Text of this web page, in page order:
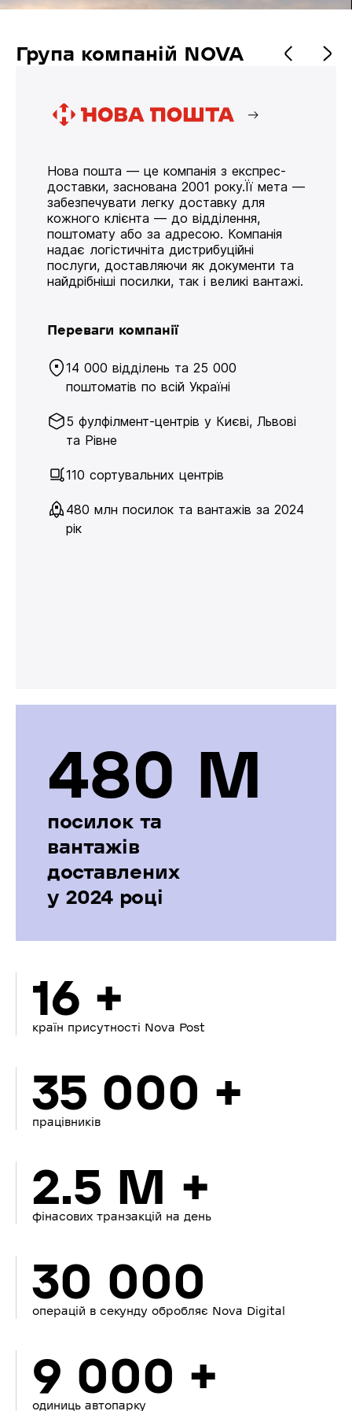
Група компаній NOVA
Нова пошта — це компанія з експрес-
доставки, заснована 2001 року.Її мета —
забезпечувати легку доставку для
кожного клієнта — до відділення,
поштомату або за адресою. Компанія
надає логістичніта дистрибуційні
послуги, доставляючи як документи та
найдрібніші посилки, так і великі вантажі.
Переваги компанії
14 000 відділень та 25 000
поштоматів по всій Україні
5 фулфілмент-центрів у Києві, Львові
та Рівне
110 сортувальних центрів
480 млн посилок та вантажів за 2024
рік
480 М
посилок та
вантажів
доставлених
у 2024 році
16 +
країн присутності Nova Post
35 000 +
працівників
2.5 M +
фінасових транзакцій на день
30 000
операцій в секунду обробляє Nova Digital
9 000 +
одиниць автопарку